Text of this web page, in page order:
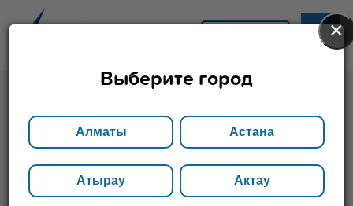
Поковки
×
Выберите город
Алматы Астана
Атырау Актау